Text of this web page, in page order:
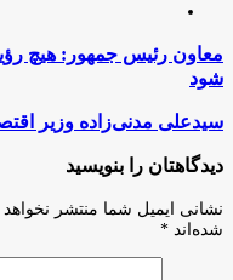
معاون
رئیس‌
جمهور:
رؤیایی
نباید
به‌خاطر
امضاء
متوقف
معاون رئیس‌ جمهور: هیچ
شود
سیدعلی
وزیر
شد
سیدعلی مدنی‌زاده وزیر
دیدگاهتان را بنویسید
نشانی ایمیل شما منتشر نخواهد
شده‌اند *